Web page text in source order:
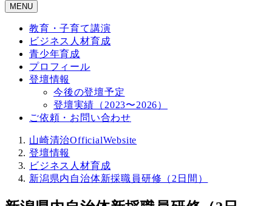
MENU
教育・子育て講演
ビジネス人材育成
青少年育成
プロフィール
登壇情報
今後の登壇予定
登壇実績（2023〜2026）
ご依頼・お問い合わせ
山崎清治OfficialWebsite
登壇情報
ビジネス人材育成
新潟県内自治体新採職員研修（2日間）